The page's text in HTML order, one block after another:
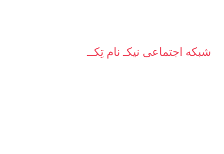
شبکه‌ اجتماعی نیکـ نام تِکــ